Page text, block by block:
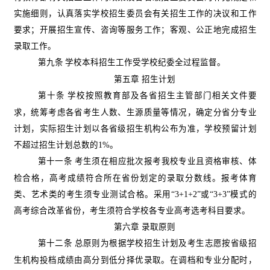
实施细则，认真落实学校招生委员会有关招生工作的决议和工作
要求；开展招生宣传、咨询等服务工作；客观、公正地完成招生
录取工作。
第九条 学校本科招生工作受学校纪委全过程监督。
第五章 招生计划
第十条 学校按照教育部及各省招生主管部门相关文件要
求，统筹考虑各省考生人数、生源质量等情况，确定分省分专业
计划，实际招生计划以各省级招生机构公布为准，学校预留计划
不超过招生计划总数的1%。
第十一条 考生须在相应批次报考我校专业且资格审核、体
检合格，高考成绩符合所在省份划定的录取分数线。报考体育
类、艺术类的考生须专业测试合格。采用“3+1+2”或“3+3”模式的
高考综合改革省份，考生须符合学校各专业高考选考科目要求。
第六章 录取原则
第十二条 总原则为根据学校招生计划及考生志愿按省级招
生机构投档成绩由高分到低分择优录取。在调档和专业分配时，